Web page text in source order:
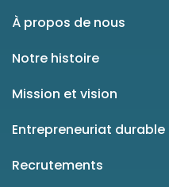
À propos de nous
Notre histoire
Mission et vision
Entrepreneuriat durable
Recrutements